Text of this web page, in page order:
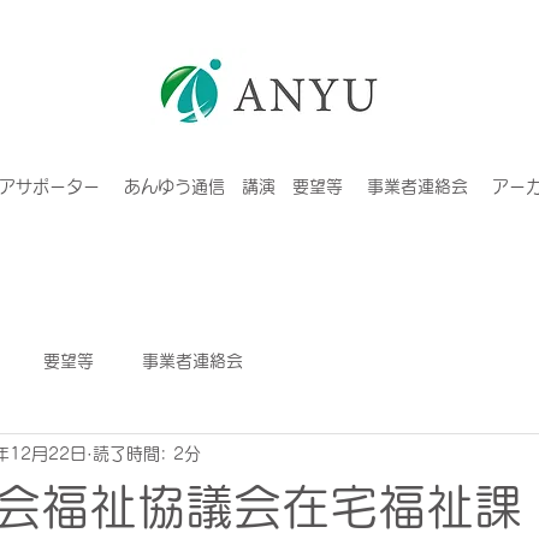
サポーター あんゆう通信 講演 要望等 事業者連絡会 アー
要望等 事業者連絡会
福祉協議会在宅福祉課
12月22日 読了時間: 2分